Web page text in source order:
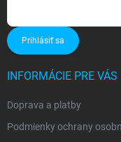
Prihlásiť sa
INFORMÁCIE PRE VÁS
Doprava a platby
Podmienky ochrany